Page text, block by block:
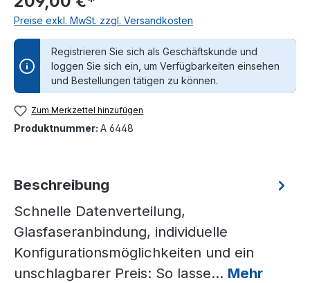
Preise exkl. MwSt. zzgl. Versandkosten
Registrieren Sie sich als Geschäftskunde und
loggen Sie sich ein, um Verfügbarkeiten einsehen
und Bestellungen tätigen zu können.
Zum Merkzettel hinzufügen
Produktnummer: A 6448
Beschreibung
Schnelle Datenverteilung,
Glasfaseranbindung, individuelle
Konfigurationsmöglichkeiten und ein
unschlagbarer Preis: So lasse… Mehr